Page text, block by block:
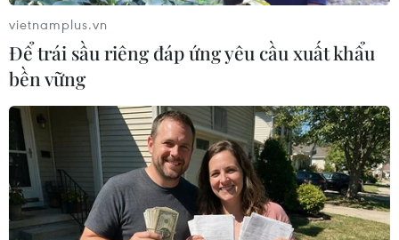
bão, vùng biển phía Bắc Biển Đông có gió mạnh cấp 8-
9, giật cấp 10-11, biển động rất mạnh.
vietnamplus.vn
Để trái sầu riêng đáp ứng yêu cầu xuất khẩu
bền vững